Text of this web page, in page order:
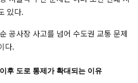
있다.
공사장 사고를 넘어 수도권 교통 문제
다.
후 도로 통제가 확대되는 이유